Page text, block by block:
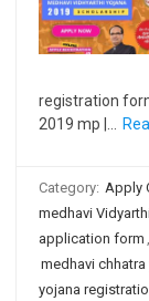
registration form |
2019 mp |…
Category: Apply
medhavi
application form ,
medhavi
yojana